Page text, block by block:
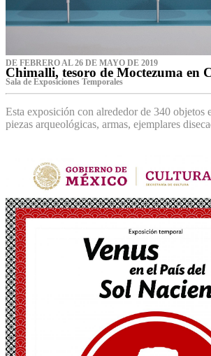
DE FEBRERO AL 26 DE MAYO DE 2019
Chimalli, tesoro de Moctezuma en
Sala de Exposiciones Temporales
Esta exposición con alrededor de 340 objetos
piezas arqueológicas, armas, ejemplares